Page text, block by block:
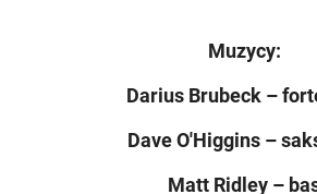
Muzycy:
Darius Brubeck –
Dave O'Higgins –
Matt Ridley –